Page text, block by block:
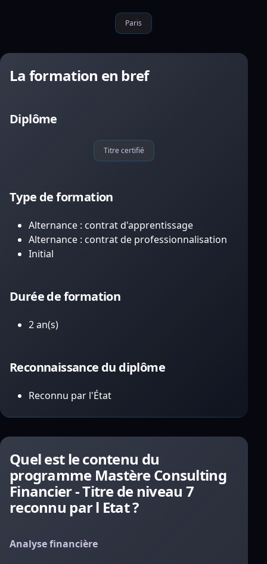
Paris
La formation en bref
Diplôme
Titre certifié
Type de formation
Alternance : contrat d'apprentissage
Alternance : contrat de professionnalisation
Initial
Durée de formation
2 an(s)
Reconnaissance du diplôme
Reconnu par l'État
Quel est le contenu du
programme Mastère Consulting
Financier - Titre de niveau 7
reconnu par l Etat ?
Analyse financière